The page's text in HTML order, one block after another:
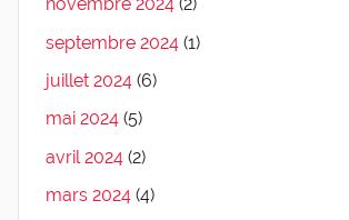
septembre 2024 (1)
juillet 2024 (6)
mai 2024 (5)
avril 2024 (2)
mars 2024 (4)